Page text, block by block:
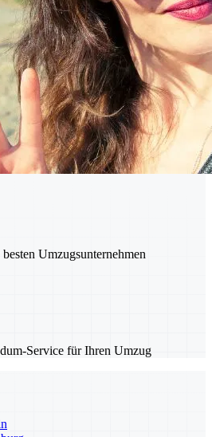
Umzugsunternehmen
Service für Ihren Umzug